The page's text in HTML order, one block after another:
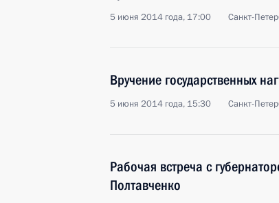
5 июня 2014 года, 17:00 Санкт-
Вручение государственных
5 июня 2014 года, 15:30 Санкт-
Рабочая встреча с
Полтавченко